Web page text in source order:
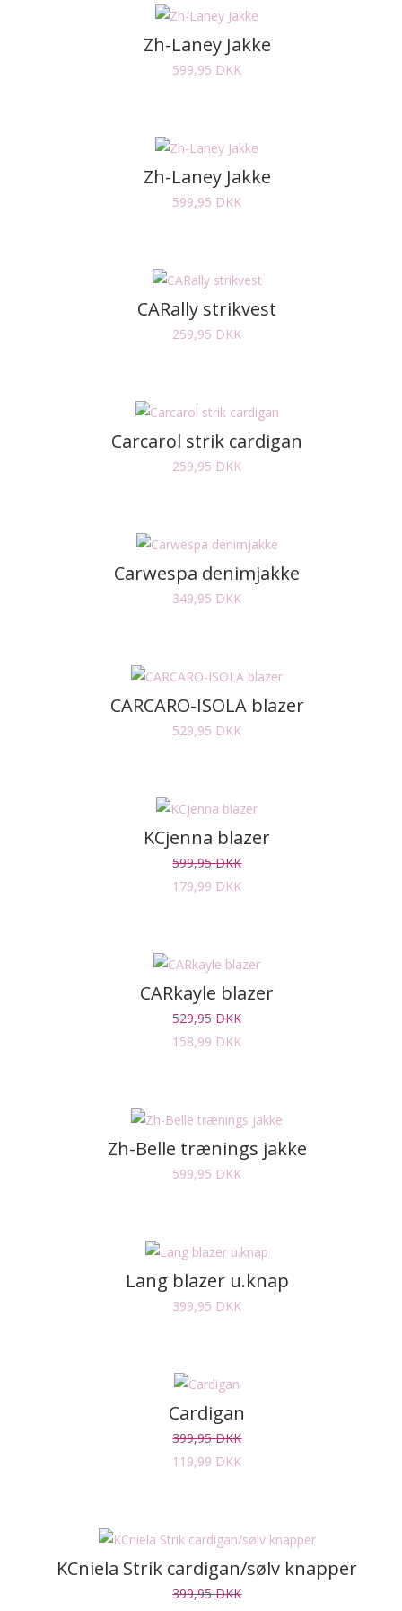
Zh-Laney Jakke
599,95 DKK
Zh-Laney Jakke
599,95 DKK
CARally strikvest
259,95 DKK
Carcarol strik cardigan
259,95 DKK
Carwespa denimjakke
349,95 DKK
CARCARO-ISOLA blazer
529,95 DKK
KCjenna blazer
599,95DKK
179,99 DKK
CARkayle blazer
529,95DKK
158,99 DKK
Zh-Belle trænings jakke
599,95 DKK
Lang blazer u.knap
399,95 DKK
Cardigan
399,95DKK
119,99 DKK
KCniela Strik cardigan/sølv knapper
399,95DKK